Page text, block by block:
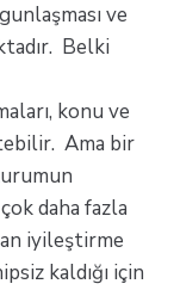
ve
Belki
konu ve
Ama bir
çok daha fazla
iyileştirme
kaldığı için